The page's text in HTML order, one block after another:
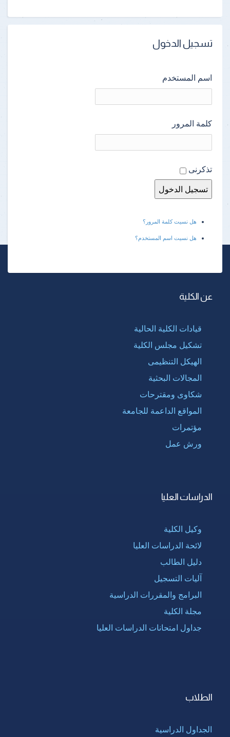
تسجيل الدخول
اسم المستخدم
كلمة المرور
تذكرنى
هل نسيت كلمة المرور؟
هل نسيت اسم المستخدم؟
عن الكلية
قيادات الكلية الحالية
تشكيل مجلس الكلية
الهيكل التنظيمى
المجالات البحثية
شكاوى ومقترحات
المواقع الداعمة للجامعة
مؤتمرات
ورش عمل
الدراسات العليا
وكيل الكلية
لائحة الدراسات العليا
دليل الطالب
آليات التسجيل
البرامج والمقررات الدراسية
مجلة الكلية
جداول امتحانات الدراسات العليا
الطلاب
الجداول الدراسية